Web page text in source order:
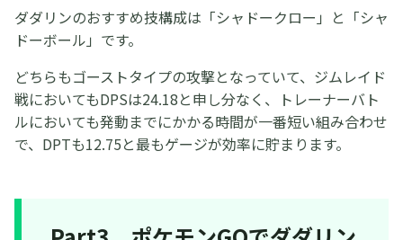
ダダリンのおすすめ技構成は「シャドークロー」と「シャ
ドーボール」です。
どちらもゴーストタイプの攻撃となっていて、ジムレイド
戦においてもDPSは24.18と申し分なく、トレーナーバト
ルにおいても発動までにかかる時間が一番短い組み合わせ
で、DPTも12.75と最もゲージが効率に貯まります。